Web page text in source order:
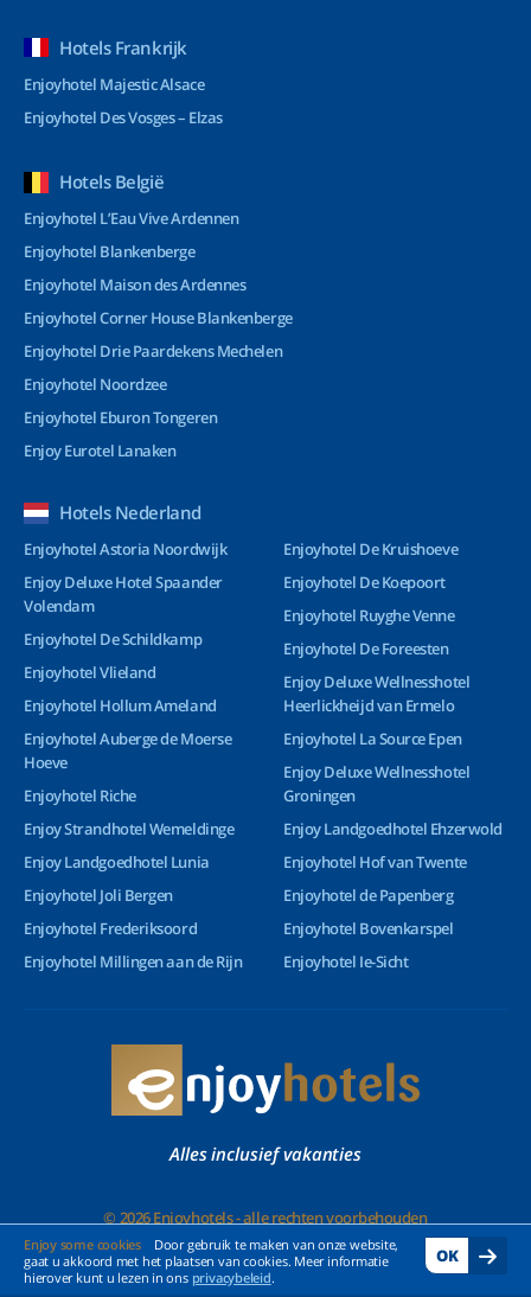
Enjoy some cookies
Door gebruik te maken van onze website,
gaat u akkoord met het plaatsen van cookies. Meer informatie
hierover kunt u lezen in ons privacybeleid.
OK
Hotels Frankrijk
Enjoyhotel Majestic Alsace
Enjoyhotel Des Vosges – Elzas
Hotels België
Enjoyhotel L’Eau Vive Ardennen
Enjoyhotel Blankenberge
Enjoyhotel Maison des Ardennes
Enjoyhotel Corner House Blankenberge
Enjoyhotel Drie Paardekens Mechelen
Enjoyhotel Noordzee
Enjoyhotel Eburon Tongeren
Enjoy Eurotel Lanaken
Hotels Nederland
Enjoyhotel Astoria Noordwijk
Enjoy Deluxe Hotel Spaander
Volendam
Enjoyhotel De Schildkamp
Enjoyhotel Vlieland
Enjoyhotel Hollum Ameland
Enjoyhotel Auberge de Moerse
Hoeve
Enjoyhotel Riche
Enjoy Strandhotel Wemeldinge
Enjoy Landgoedhotel Lunia
Enjoyhotel Joli Bergen
Enjoyhotel Frederiksoord
Enjoyhotel Millingen aan de Rijn
Enjoyhotel De Kruishoeve
Enjoyhotel De Koepoort
Enjoyhotel Ruyghe Venne
Enjoyhotel De Foreesten
Enjoy Deluxe Wellnesshotel
Heerlickheijd van Ermelo
Enjoyhotel La Source Epen
Enjoy Deluxe Wellnesshotel
Groningen
Enjoy Landgoedhotel Ehzerwold
Enjoyhotel Hof van Twente
Enjoyhotel de Papenberg
Enjoyhotel Bovenkarspel
Enjoyhotel Ie-Sicht
Alles inclusief vakanties
© 2026 Enjoyhotels - alle rechten voorbehouden